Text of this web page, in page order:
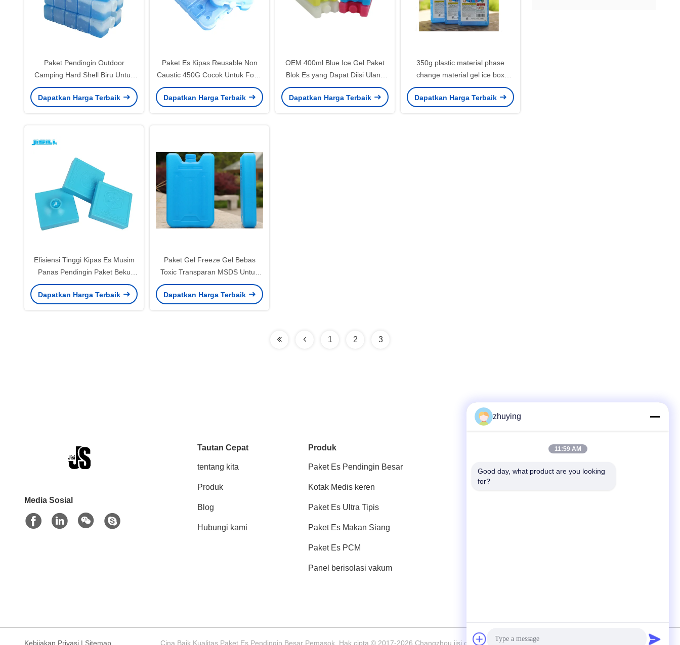
Paket Pendingin Outdoor
Camping Hard Shell Biru Untuk
Rantai Dingin / Peralatan Medis
Dapatkan Harga Terbaik
Paket Es Kipas Reusable Non
Caustic 450G Cocok Untuk Food
Grade Dan Pendingin Dingin
Segar
Dapatkan Harga Terbaik
OEM 400ml Blue Ice Gel Paket
Blok Es yang Dapat Diisi Ulang
Untuk Pendinginan Minuman
Dapatkan Harga Terbaik
350g plastic material phase
change material gel ice box
cooler for fans
Dapatkan Harga Terbaik
Efisiensi Tinggi Kipas Es Musim
Panas Pendingin Paket Beku
Pendinginan Dengan Udara
Dingin
Dapatkan Harga Terbaik
Paket Gel Freeze Gel Bebas
Toxic Transparan MSDS Untuk
Minuman Pendinginan 600Ml
Dapatkan Harga Terbaik
1 2 3
Media Sosial
Tautan Cepat
tentang kita
Produk
Blog
Hubungi kami
Produk
Paket Es Pendingin Besar
Kotak Medis keren
Paket Es Ultra Tipis
Paket Es Makan Siang
Paket Es PCM
Panel berisolasi vakum
tel
Kebijakan Privasi | Sitemap Cina Baik Kualitas Paket Es Pendingin Besar Pemasok. Hak cipta © 2017-2026 Changzhou jisi cold chain technology Co.,ltd Semua. Semua hak dilindungi.
zhuying
11:59 AM
Good day, what product are you looking
for?